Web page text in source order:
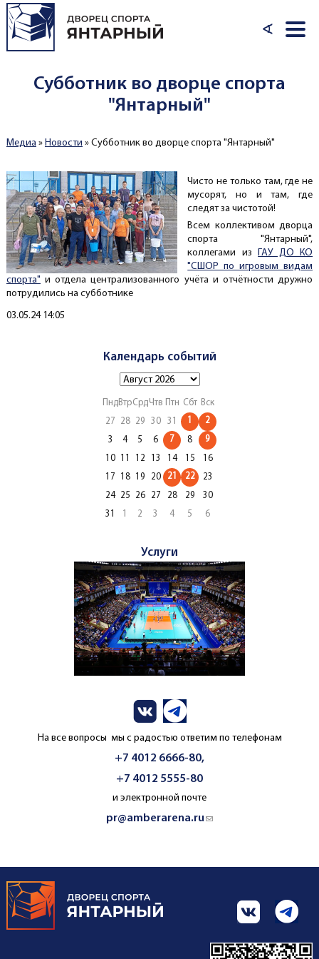
Перейти к основному содержанию
∢
Субботник во дворце спорта
"Янтарный"
Вы здесь
Медиа» Новости » Субботник во дворце спорта "Янтарный"
Чисто не только там, где не
мусорят, но и там, где
следят за чистотой!
Всем коллективом дворца
спорта "Янтарный",
коллегами из
ГАУ ДО КО
"СШОР по игровым видам
спорта" и отдела централизованного учёта и отчётности дружно
потрудились на субботнике
Создано
03.05.24 14:05
Календарь событий
ПндВтрСрдЧтв Птн Сбт Вск
27
28 29 30 31 1 2
3 4 5 6 7 8 9
10 11 12 13 14 15
16
17
18 19 20 21 22
23
24
25 26 27 28 29
30
31
1 2 3 4 5 6
Услуги
На все вопросы мы с радостью ответим по телефонам
+7 4012 6666-80,
+7 4012 5555-80
и электронной почте
pr@amberarena.ru(link sends e-mail)